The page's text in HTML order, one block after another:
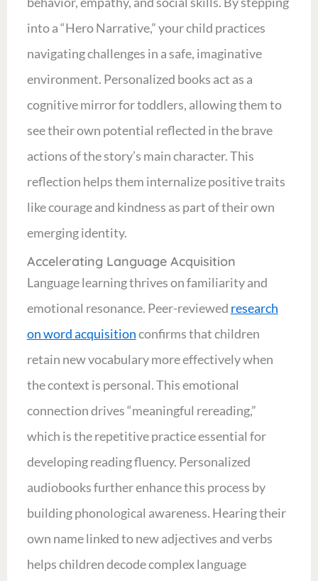
into a “Hero Narrative,” your child practices
navigating challenges in a safe, imaginative
environment. Personalized books act as a
cognitive mirror for toddlers, allowing them to
see their own potential reflected in the brave
actions of the story’s main character. This
reflection helps them internalize positive traits
like courage and kindness as part of their own
emerging identity.
Accelerating Language Acquisition
Language learning thrives on familiarity and
emotional resonance. Peer-reviewed research
on word acquisitionconfirms that children
retain new vocabulary more effectively when
the context is personal. This emotional
connection drives “meaningful rereading,”
which is the repetitive practice essential for
developing reading fluency. Personalized
audiobooks further enhance this process by
building phonological awareness. Hearing their
own name linked to new adjectives and verbs
helps children decode complex language